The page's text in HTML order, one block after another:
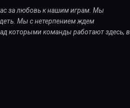
за любовь к нашим играм. Мы
Мы с нетерпением ждем
которыми команды работают здесь, в